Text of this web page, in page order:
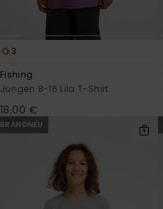
3
Fishing
Jungen 8-16 Lila T-Shirt
18,00 €
BRANDNEU